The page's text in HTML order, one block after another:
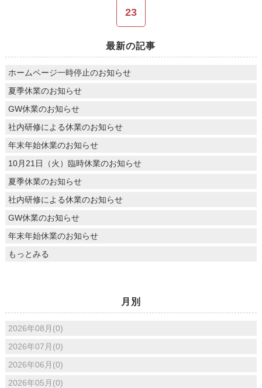
23
最新の記事
ホームページ一時停止のお知らせ
夏季休業のお知らせ
GW休業のお知らせ
社内研修による休業のお知らせ
年末年始休業のお知らせ
10月21日（火）臨時休業のお知らせ
夏季休業のお知らせ
社内研修による休業のお知らせ
GW休業のお知らせ
年末年始休業のお知らせ
もっとみる
月別
2026年08月(0)
2026年07月(0)
2026年06月(0)
2026年05月(0)